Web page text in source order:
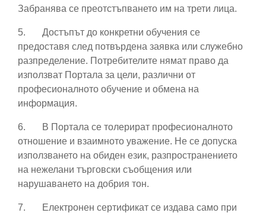
Забранява се преотстъпването им на трети лица.
5. Достъпът до конкретни обучения се
предоставя след потвърдена заявка или служебно
разпределение. Потребителите нямат право да
използват Портала за цели, различни от
професионалното обучение и обмена на
информация.
6.
В Портала се толерират професионалното
отношение и взаимното уважение. Не се допуска
използването на обиден език, разпространението
на нежелани търговски съобщения или
нарушаването на добрия тон.
7.
Електронен сертификат се издава само при